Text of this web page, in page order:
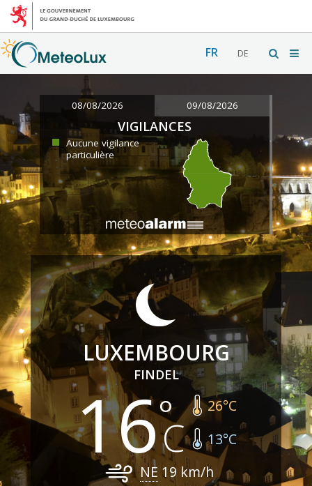
FR DE
08/08/2026 09/08/2026
VIGILANCES
Aucune vigilance
particulière
LUXEMBOURG
FINDEL
16 26°C
13°C
NE 19 km/h